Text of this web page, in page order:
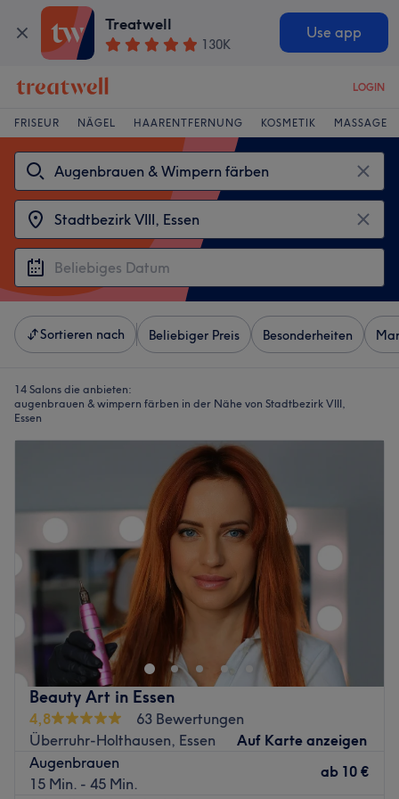
Treatwell
130K
Use app
LOGIN
FRISEUR NÄGEL HAARENTFERNUNG KOSMETIK MASSAGE
Sortieren nach Beliebiger Preis Besonderheiten
14 Salons die anbieten:
augenbrauen & wimpern färben in der Nähe von Stadtbezirk VIII,
Essen
Beauty Art in Essen
4,8
63 Bewertungen
Überruhr-Holthausen, Essen
Auf Karte anzeigen
Augenbrauen
15 Min. - 45 Min.
ab 10 €